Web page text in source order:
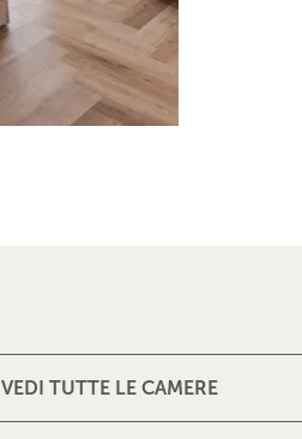
VEDI TUTTE LE CAMERE